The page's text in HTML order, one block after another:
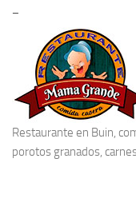
–
Restaurante en Buin,
porotos granados,